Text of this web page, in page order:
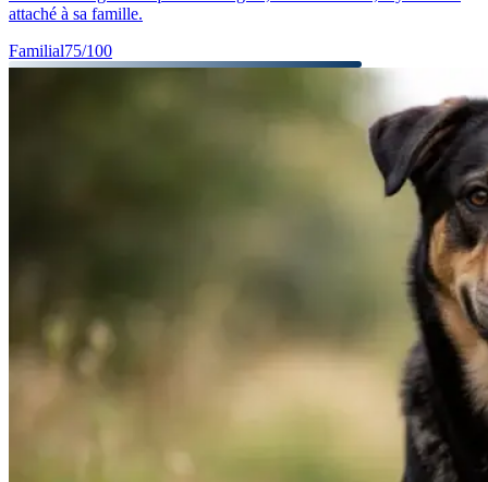
attaché à sa famille.
Familial75/100